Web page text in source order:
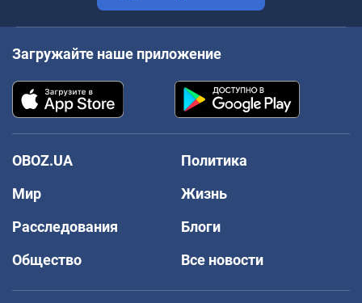
Загружайте наше приложение
OBOZ.UA
Политика
Мир
Жизнь
Расследования
Блоги
Общество
Все новости